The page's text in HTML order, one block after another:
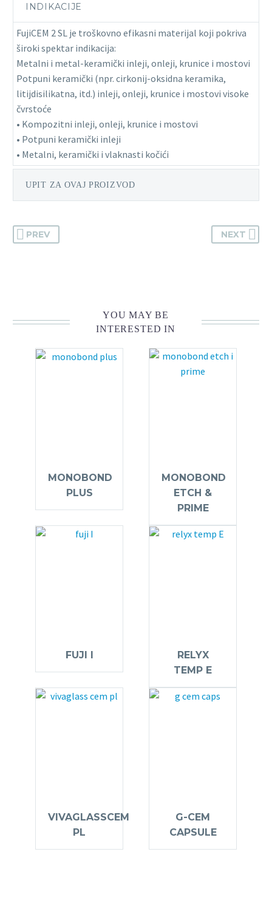
INDIKACIJE
FujiCEM 2 SL je troškovno efikasni materijal koji pokriva
široki spektar indikacija:
Metalni i metal-keramički inleji, onleji, krunice i mostovi
Potpuni keramički (npr. cirkonij-oksidna keramika,
litijdisilikatna, itd.) inleji, onleji, krunice i mostovi visoke
čvrstoće
• Kompozitni inleji, onleji, krunice i mostovi
• Potpuni keramički inleji
• Metalni, keramički i vlaknasti kočići
UPIT ZA OVAJ PROIZVOD
PREV NEXT
YOU MAY BE
INTERESTED IN
MONOBOND
PLUS
MONOBOND
ETCH &
PRIME
FUJI I
RELYX
TEMP E
VIVAGLASSCEM
PL
G-CEM
CAPSULE